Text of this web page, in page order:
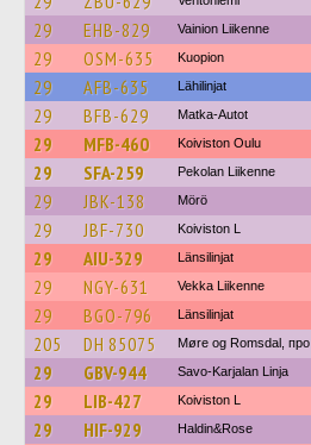
29 EHB-829 Vainion Liikenne
29 OSM-635 Kuopion
29 AFB-635 Lähilinjat
29 BFB-629 Matka-Autot
29 MFB-460 Koiviston Oulu
29 SFA-259 Pekolan Liikenne
29 JBK-138 Mörö
29 JBF-730 Koiviston L
29 AIU-329 Länsilinjat
29 NGY-631 Vekka Liikenne
29 BGO-796 Länsilinjat
205 DH 85075 Møre og Romsdal, про
29 GBV-944 Savo-Karjalan Linja
29 LIB-427 Koiviston L
29 HIF-929 Haldin&Rose